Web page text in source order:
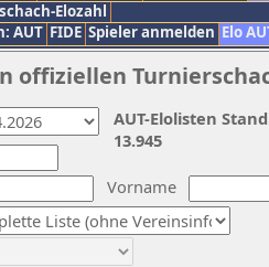
Elozahl
AUT FIDE Spieler anmelden Elo
offiziellen
Vorname
AUT-Elolisten
13.945